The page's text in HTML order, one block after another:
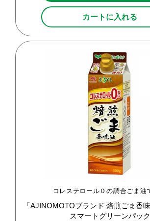
カートに入れる
コレステロール０の調合ごま油
「AJINOMOTOブランド 焙煎ごま香
スマートグリーンパック